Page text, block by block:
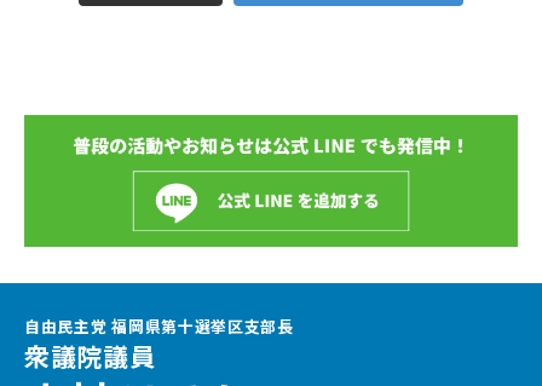
自由民主党 福岡県第十選挙区支部長
衆議院議員